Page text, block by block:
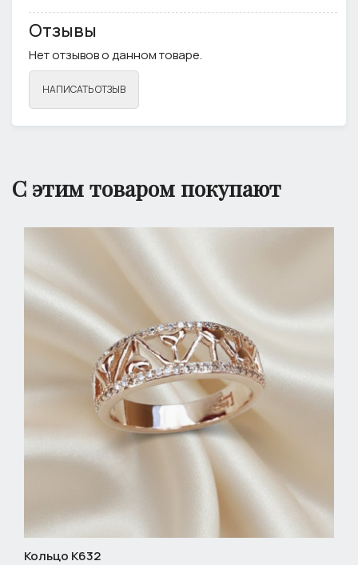
Отзывы
Нет отзывов о данном товаре.
НАПИСАТЬ ОТЗЫВ
С этим товаром покупают
Кольцо К632